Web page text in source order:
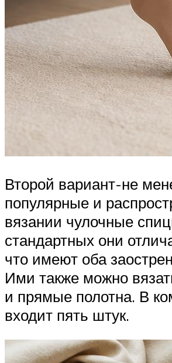
Второй вариант-не
популярные и
вязании чулочные
стандартных они
что имеют оба
Ими также можно
и прямые полотна. В
входит пять штук.